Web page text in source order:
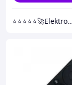
⭐⭐⭐⭐⭐🚀Elektroniki-net